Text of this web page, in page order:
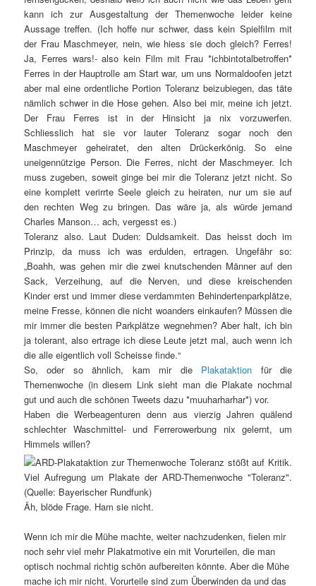
kann ich zur Ausgestaltung der Themenwoche leider keine
Aussage treffen. (Ich hoffe nur schwer, dass kein Spielfilm mit
der Frau Maschmeyer, nein, wie hiess sie doch gleich? Ferres!
Ja, Ferres wars!- also kein Film mit Frau *ichbintotalbetroffen*
Ferres in der Hauptrolle am Start war, um uns Normaldoofen jetzt
aber mal eine ordentliche Portion Toleranz beizubiegen, das täte
nämlich schwer in die Hose gehen. Also bei mir, meine ich jetzt.
Der Frau Ferres ist in der Hinsicht ja nix vorzuwerfen.
Schliesslich hat sie vor lauter Toleranz sogar noch den
Maschmeyer geheiratet, den alten Drückerkönig. So eine
uneigennützige Person. Die Ferres, nicht der Maschmeyer. Ich
muss zugeben, soweit ginge bei mir die Toleranz jetzt nicht. So
eine komplett verirrte Seele gleich zu heiraten, nur um sie auf
den rechten Weg zu bringen. Das wäre ja, als würde jemand
Charles Manson… ach, vergesst es.)
Toleranz also. Laut Duden: Duldsamkeit. Das heisst doch im
Prinzip, da muss ich was erdulden, ertragen. Ungefähr so:
„Boahh, was gehen mir die zwei knutschenden Männer auf den
Sack, Verzeihung, auf die Nerven, und diese kreischenden
Kinder erst und immer diese verdammten Behindertenparkplätze,
meine Fresse, können die nicht woanders einkaufen? Müssen die
mir immer die besten Parkplätze wegnehmen? Aber halt, ich bin
ja tolerant, also ertrage ich diese Leute jetzt mal, auch wenn ich
die alle eigentlich voll Scheisse finde.“
So, oder so ähnlich, kam mir die Plakataktion für die
Themenwoche (in diesem Link sieht man die Plakate nochmal
gut und auch die schönen Tweets dazu *muuharharhar*) vor.
Haben die Werbeagenturen denn aus vierzig Jahren quälend
schlechter Waschmittel- und Ferrerowerbung nix gelernt, um
Himmels willen?
Äh, blöde Frage. Ham sie nicht.
Wenn ich mir die Mühe machte, weiter nachzudenken, fielen mir
noch sehr viel mehr Plakatmotive ein mit Vorurteilen, die man
optisch nochmal richtig schön aufbereiten könnte. Aber die Mühe
mache ich mir nicht. Vorurteile sind zum Überwinden da und das